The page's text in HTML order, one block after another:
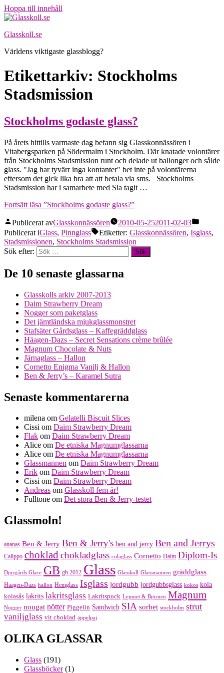
Hoppa till innehåll
Glasskoll.se
Världens viktigaste glassblogg?
Etikettarkiv: Stockholms
Stadsmission
Stockholms godaste glass?
På årets hittills varmaste dag befann sig Glasskonnässören i
Vitabergsparken på Södermalm i Stockholm. Där knatade volontärer
från Stockholms Stadsmission runt och delade ut ballonger och sålde
glass. "Jag har tyvärr inga kontanter" bet inte på volontärerna
eftersom det gick lika bra att att betala via sms. Stockholms
Stadsmission har i samarbete med Sia tagit …
Fortsätt läsa ”Stockholms godaste glass?”
Publicerat avGlasskonnässören 2010-05-252011-02-03
Publicerat iGlass, Pinnglass Etiketter: Glasskonnässören, Isglass,
Stadsmissionen, Stockholms Stadsmission
Sök efter:
De 10 senaste glassarna
Glasskolls arkiv 2007-2013
Daim Strawberry Dream
Nogger som paketglass
Det jämtländska mjukglassmonstret
Stafsäter Gårdsglass – Kaffegräddglass
Häagen-Dazs – Secret Sensations crème brûlée
Magnum Chocolate & Nuts
Järnaglass – Hallon
Cornetto Enigma Vanilj & Hallon
Ben & Jerry’s – Karamel Sutra
Senaste kommentarerna
milena om Gelatelli Biscuit Slices
Cissi om Daim Strawberry Dream
Flak om Daim Strawberry Dream
Alice om De etniska Magnumglassarna
Alice om De etniska Magnumglassarna
Glassmannen om Daim Strawberry Dream
Erik om Daim Strawberry Dream
Cissi om Daim Strawberry Dream
Andreas om Glasskoll fem år!
Fulltone om Det stora Ben & Jerry-testet
Glassmoln!
ananas Ben & Jerry Ben & Jerry's ben and jerry Ben and Jerrys
Calippo choklad chokladglass colaglass Cornetto Daim Diplom-Is
Djurgårds Glace GB gb 2012 Glass Glasskoll Glassmannen gräddglass
Haagen-Dazs hallon Hemglass Isglass jordgubb jordgubbsglass kokos kola
kolasås lakrits lakritsglass Lakritspuck Lejonet & Björnen Magnum
Nogger nougat nötter Piggelin Sandwich SIA sorbet stockholm strut
vaniljglass vit choklad äppelpaj
OLIKA GLASSAR
Glass (191)
Glassböcker(1)